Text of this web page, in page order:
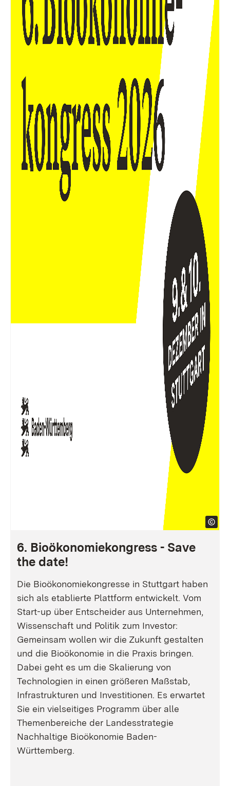
6. Bioökonomiekongress - Save
the date!
Die Bioökonomiekongresse in Stuttgart haben
sich als etablierte Plattform entwickelt. Vom
Start-up über Entscheider aus Unternehmen,
Wissenschaft und Politik zum Investor:
Gemeinsam wollen wir die Zukunft gestalten
und die Bioökonomie in die Praxis bringen.
Dabei geht es um die Skalierung von
Technologien in einen größeren Maßstab,
Infrastrukturen und Investitionen. Es erwartet
Sie ein vielseitiges Programm über alle
Themenbereiche der Landesstrategie
Nachhaltige Bioökonomie Baden-
Württemberg.